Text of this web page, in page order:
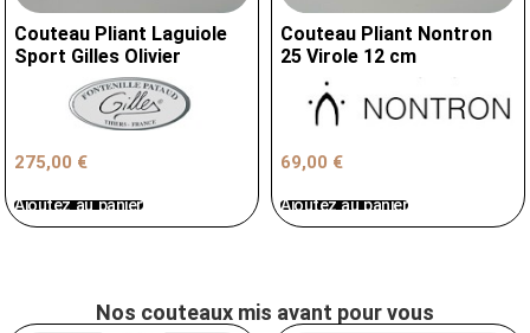
Couteau Pliant Laguiole
Sport Gilles Olivier
275,00 €
Ajoutez au panier
Couteau Pliant Nontron
25 Virole 12 cm
69,00 €
Ajoutez au panier
Nos couteaux mis avant pour vous